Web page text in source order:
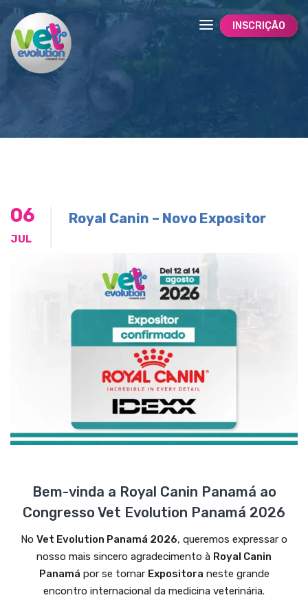
INSCRIÇÃO
06
JUL
Royal Canin – Novo Expositor
Bem-vinda a Royal Canin Panamá ao
Congresso Vet Evolution Panamá 2026
No Vet Evolution Panamá 2026, queremos expressar o
nosso mais sincero agradecimento à Royal Canin
Panamá por se tornar Expositora neste grande
encontro internacional da medicina veterinária.